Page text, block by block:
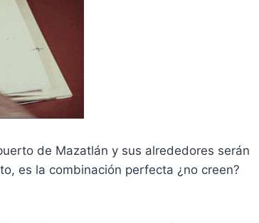
de Mazatlán y sus alrededores serán
es la combinación perfecta ¿no creen?